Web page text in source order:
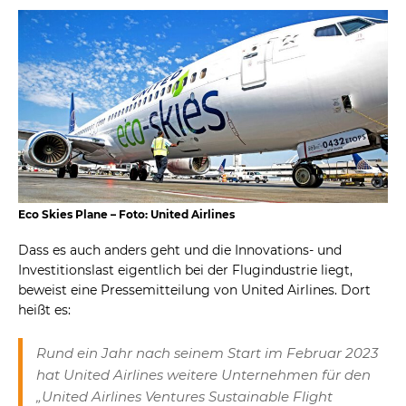
Eco Skies Plane – Foto: United Airlines
Dass es auch anders geht und die Innovations- und
Investitionslast eigentlich bei der Flugindustrie liegt,
beweist eine Pressemitteilung von United Airlines. Dort
heißt es:
Rund ein Jahr nach seinem Start im Februar 2023
hat United Airlines weitere Unternehmen für den
„United Airlines Ventures Sustainable Flight